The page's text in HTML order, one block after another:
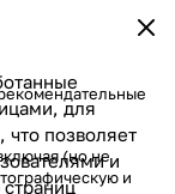
для
что позволяет
и
(но не
и